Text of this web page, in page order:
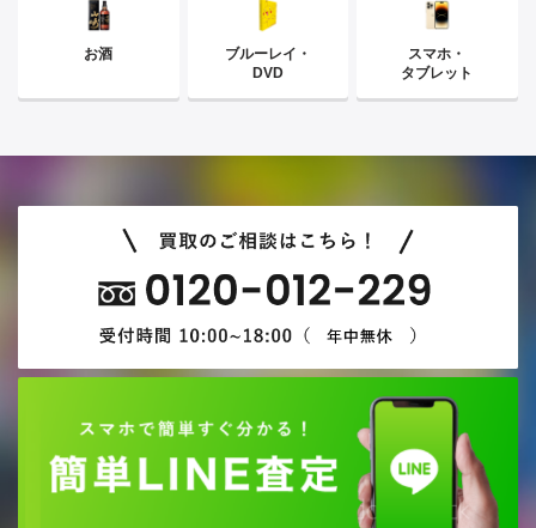
お酒
ブルーレイ・
DVD
スマホ・
タブレット